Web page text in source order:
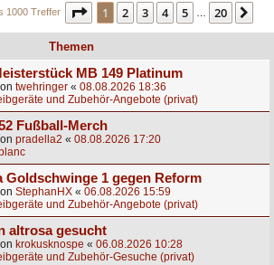
1000 Treffer Seite 1von 20
1 2 3 4 5 … 20
Themen
MB 149 Platinum
twehringer « 08.08.2026 18:36
und Zubehör-Angebote (privat)
Fußball-Merch
pradella2 « 08.08.2026 17:20
Goldschwinge 1 gegen Reform
StephanHX « 06.08.2026 15:59
und Zubehör-Angebote (privat)
altrosa gesucht
krokusknospe « 06.08.2026 10:28
und Zubehör-Gesuche (privat)